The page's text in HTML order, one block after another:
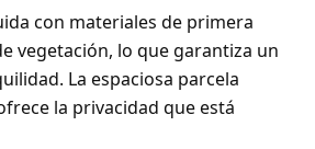
con materiales de primera
vegetación, lo que garantiza un
La espaciosa parcela
la privacidad que está